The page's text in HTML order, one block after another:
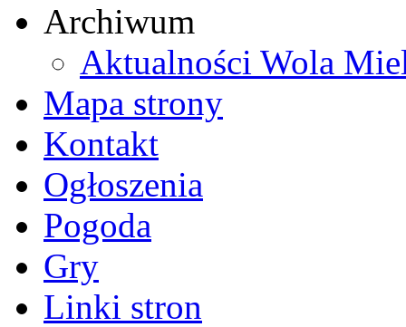
Archiwum
Aktualności Wola
Mapa strony
Kontakt
Ogłoszenia
Pogoda
Gry
Linki stron